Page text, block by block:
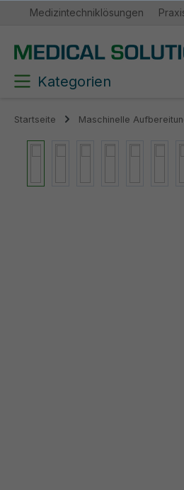
Zur Hauptnavigation
Medizintechniklösungen
Kategorien
Startseite Maschinelle
Bildergalerie überspringen